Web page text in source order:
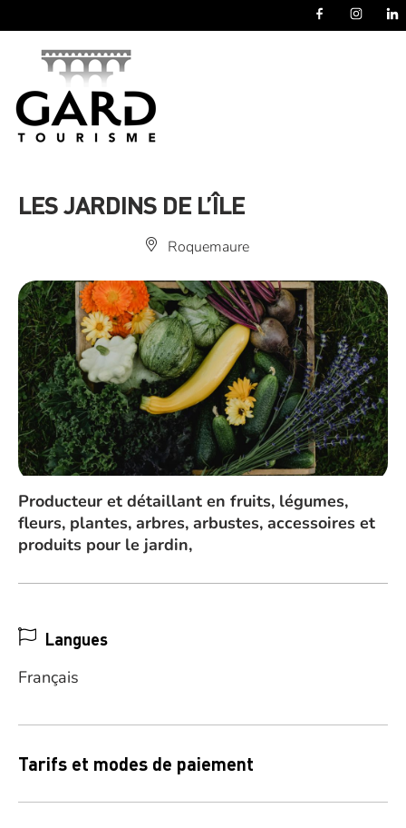
LES JARDINS DE L’ÎLE
Roquemaure
Producteur et détaillant en fruits, légumes,
fleurs, plantes, arbres, arbustes, accessoires et
produits pour le jardin,
Langues
Français
Tarifs et modes de paiement